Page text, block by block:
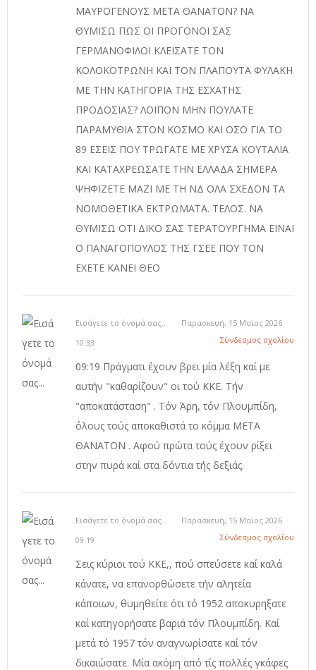
ΜΑΥΡΟΓΕΝΟΥΣ ΜΕΤΑ ΘΑΝΑΤΟΝ? ΝΑ
ΘΥΜΙΣΩ ΠΩΣ ΟΙ ΠΡΟΓΟΝΟΙ ΣΑΣ
ΓΕΡΜΑΝΟΦΙΛΟΙ ΚΛΕΙΣΑΤΕ ΤΟΝ
ΚΟΛΟΚΟΤΡΩΝΗ ΚΑΙ ΤΟΝ ΠΛΑΠΟΥΤΑ ΦΥΛΑΚΗ
ΜΕ ΤΗΝ ΚΑΤΗΓΟΡΙΑ ΤΗΣ ΕΣΧΑΤΗΣ
ΠΡΟΔΟΣΙΑΣ? ΛΟΙΠΟΝ ΜΗΝ ΠΟΥΛΑΤΕ
ΠΑΡΑΜΥΘΙΑ ΣΤΟΝ ΚΟΣΜΟ ΚΑΙ ΟΣΟ ΓΙΑ ΤΟ
89 ΕΣΕΙΣ ΠΟΥ ΤΡΩΓΑΤΕ ΜΕ ΧΡΥΣΑ ΚΟΥΤΑΛΙΑ
ΚΑΙ ΚΑΤΑΧΡΕΩΣΑΤΕ ΤΗΝ ΕΛΛΑΔΑ ΣΗΜΕΡΑ
ΨΗΦΙΖΕΤΕ ΜΑΖΙ ΜΕ ΤΗ ΝΔ ΟΛΑ ΣΧΕΔΟΝ ΤΑ
ΝΟΜΟΘΕΤΙΚΑ ΕΚΤΡΩΜΑΤΑ. ΤΕΛΟΣ. ΝΑ
ΘΥΜΙΣΩ ΟΤΙ ΔΙΚΟ ΣΑΣ ΤΕΡΑΤΟΥΡΓΗΜΑ ΕΙΝΑΙ
Ο ΠΑΝΑΓΟΠΟΥΛΟΣ ΤΗΣ ΓΣΕΕ ΠΟΥ ΤΟΝ
ΕΧΕΤΕ ΚΑΝΕΙ ΘΕΟ
Εισάγετε το όνομά σας...
Παρασκευή, 15 Μαϊος 2026
10:33
Σύνδεσμος σχολίου
09:19 Πράγματι έχουν βρει μία λέξη καί με
αυτήν "καθαρίζουν" οι τού ΚΚΕ. Τήν
"αποκατάσταση" . Τόν Άρη, τόν Πλουμπίδη,
όλους τούς αποκαθιστά το κόμμα ΜΕΤΑ
ΘΑΝΑΤΟΝ . Αφού πρώτα τούς έχουν ρίξει
στην πυρά καί στα δόντια τής δεξιάς.
Εισάγετε το όνομά σας...
Παρασκευή, 15 Μαϊος 2026
09:19
Σύνδεσμος σχολίου
Σεις κύριοι τού ΚΚΕ,, πού σπεύσετε καί καλά
κάνατε, να επανορθώσετε τήν αλητεία
κάποιων, θυμηθείτε ότι τό 1952 αποκυρηξατε
καί κατηγορήσατε βαριά τόν Πλουμπίδη. Καί
μετά τό 1957 τόν αναγνωρίσατε καί τόν
δικαιώσατε. Μία ακόμη από τίς πολλές γκάφες